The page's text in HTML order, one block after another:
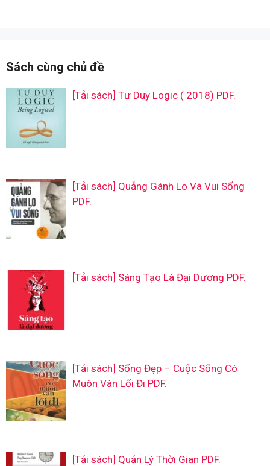
Sách cùng chủ đề
[Tải sách] Tư Duy Logic ( 2018) PDF.
[Tải sách] Quẳng Gánh Lo Và Vui Sống
PDF.
[Tải sách] Sáng Tạo Là Đại Dương PDF.
[Tải sách] Sống Đẹp – Cuộc Sống Có
Muôn Vàn Lối Đi PDF.
[Tải sách] Quản Lý Thời Gian PDF.